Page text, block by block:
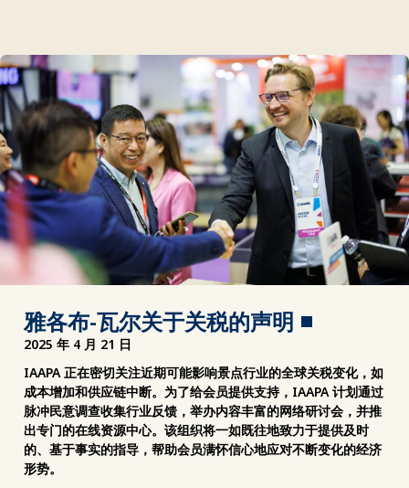
雅各布-瓦尔关于关税的声明
2025 年 4 月 21 日
IAAPA 正在密切关注近期可能影响景点行业的全球关税变化，如
成本增加和供应链中断。为了给会员提供支持，IAAPA 计划通过
脉冲民意调查收集行业反馈，举办内容丰富的网络研讨会，并推
出专门的在线资源中心。该组织将一如既往地致力于提供及时
的、基于事实的指导，帮助会员满怀信心地应对不断变化的经济
形势。